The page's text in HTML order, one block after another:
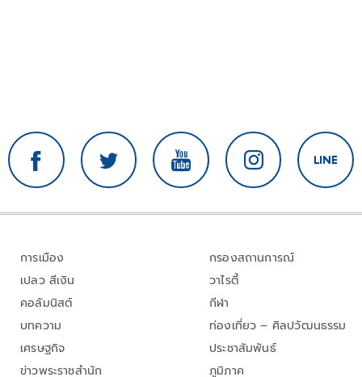
การเมือง
เปลว สีเงิน
คอลัมนิสต์
บทความ
เศรษฐกิจ
ข่าวพระราชสำนัก
กรองสถานการณ์
วาไรตี้
กีฬา
ท่องเที่ยว – ศิลปวัฒนธรรม
ประชาสัมพันธ์
ภูมิภาค